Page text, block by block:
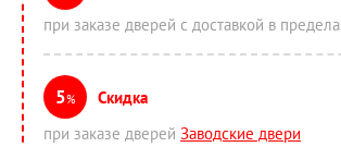
при заказе дверей с доставкой в
5%
Скидка
при заказе дверей Заводские двери